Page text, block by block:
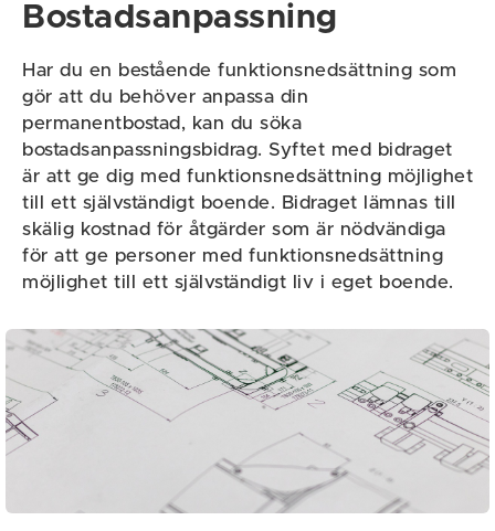
Bostadsanpassning
Har du en bestående funktionsnedsättning som
gör att du behöver anpassa din
permanentbostad, kan du söka
bostadsanpassningsbidrag. Syftet med bidraget
är att ge dig med funktionsnedsättning möjlighet
till ett självständigt boende. Bidraget lämnas till
skälig kostnad för åtgärder som är nödvändiga
för att ge personer med funktionsnedsättning
möjlighet till ett självständigt liv i eget boende.